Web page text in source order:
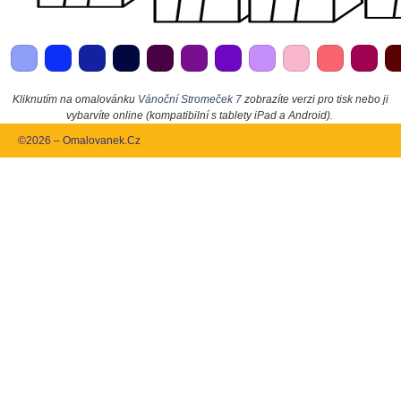
Kliknutím na omalovánku Vánoční Stromeček 7 zobrazíte verzi pro tisk nebo ji
vybarvíte online (kompatibilní s tablety iPad a Android).
©2026 – Omalovanek.Cz